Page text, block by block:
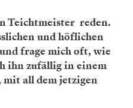
Teichtmeister reden.
und höflichen
frage mich oft, wie
ihn zufällig in einem
all dem jetzigen